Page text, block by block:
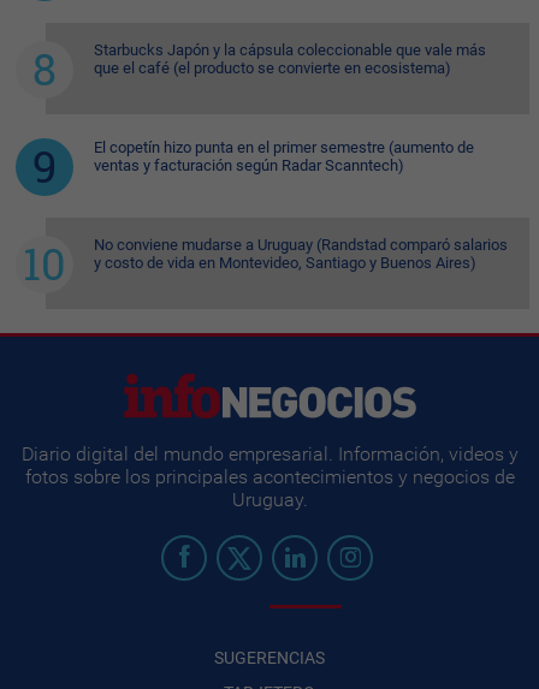
Starbucks Japón y la cápsula coleccionable que vale más
que el café (el producto se convierte en ecosistema)
El copetín hizo punta en el primer semestre (aumento de
ventas y facturación según Radar Scanntech)
No conviene mudarse a Uruguay (Randstad comparó salarios
y costo de vida en Montevideo, Santiago y Buenos Aires)
Diario digital del mundo empresarial. Información, videos y
fotos sobre los principales acontecimientos y negocios de
Uruguay.
SUGERENCIAS